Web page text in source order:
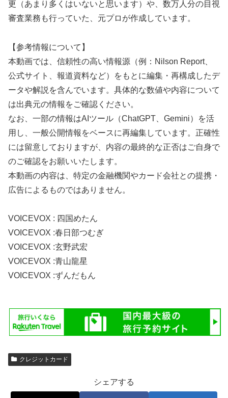
更（あまり多くはいないと思います）や、数万人分の目視
審査業務も行っていた、元プロが作成しています。
【参考情報について】
本動画では、信頼性の高い情報源（例：Nilson Report、
公式サイト、報道資料など）をもとに編集・再構成したデ
ータや解説を含んでいます。具体的な数値や内容について
は出典元の情報をご確認ください。
なお、一部の情報はAIツール（ChatGPT、Gemini）を活
用し、一般公開情報をベースに再編集しています。正確性
には留意しておりますが、内容の最終的な正否はご自身で
のご確認をお願いいたします。
本動画の内容は、特定の金融機関やカード会社との提携・
広告によるものではありません。
VOICEVOX : 四国めたん
VOICEVOX :春日部つむぎ
VOICEVOX :玄野武宏
VOICEVOX :青山龍星
VOICEVOX :ずんだもん
クレジットカード
シェアする